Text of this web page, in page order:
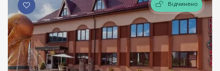
Відчинено